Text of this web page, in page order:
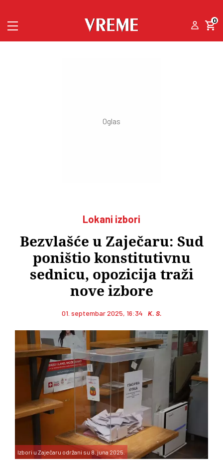
0
Lokani izbori
Bezvlašće u Zaječaru: Sud
poništio konstitutivnu
sednicu, opozicija traži
nove izbore
01. septembar 2025, 16:34 K. S.
Izbori u Zaječaru održani su 8. juna 2025.